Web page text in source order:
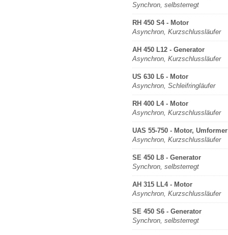
Synchron, selbsterregt
RH 450 S4 - Motor
Asynchron, Kurzschlussläufer
AH 450 L12 - Generator
Asynchron, Kurzschlussläufer
US 630 L6 - Motor
Asynchron, Schleifringläufer
RH 400 L4 - Motor
Asynchron, Kurzschlussläufer
UAS 55-750 - Motor, Umformer
Asynchron, Kurzschlussläufer
SE 450 L8 - Generator
Synchron, selbsterregt
AH 315 LL4 - Motor
Asynchron, Kurzschlussläufer
SE 450 S6 - Generator
Synchron, selbsterregt